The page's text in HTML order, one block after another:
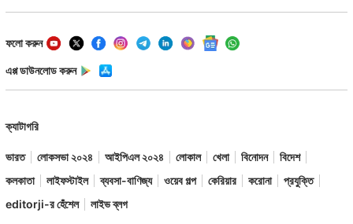
ফলো করুন
এপ্প ডাউনলোড করুন
ক্যাটাগরি
ভারত লোকসভা ২০২৪ আইপিএল ২০২৪ লোকাল খেলা বিনোদন
বিদেশ
কলকাতা
লাইফস্টাইল ব্যবসা-বাণিজ্য ওয়েব গল্প কেরিয়ার করোনা
প্রযুক্তি
editorji-র হেঁশেল
লাইভ ব্লগ